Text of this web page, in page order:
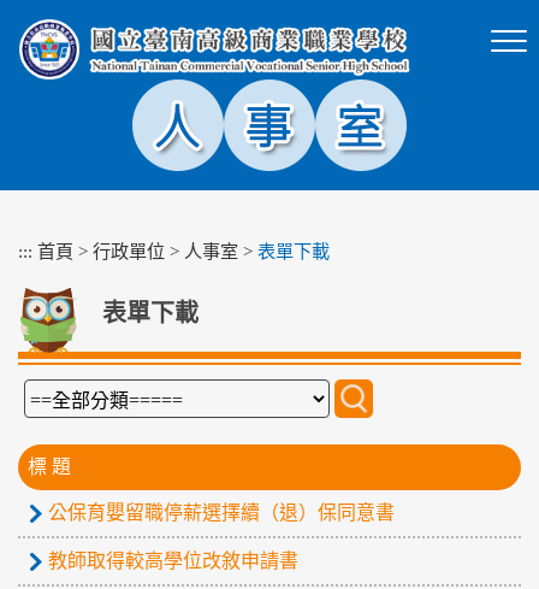
塊
::: 首頁 > 行政單位 > 人事室 > 表單下載
表單下載
標 題
公保育嬰留職停薪選擇續（退）保同意書
教師取得較高學位改敘申請書